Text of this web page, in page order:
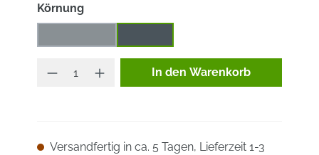
Körnungauswählen
(Diese Option ist zurzeit nicht verfügbar.)
Produkt Anzahl: Gib den
In den Warenkorb
Versandfertig in ca. 5 Tagen, Lieferzeit 1-3